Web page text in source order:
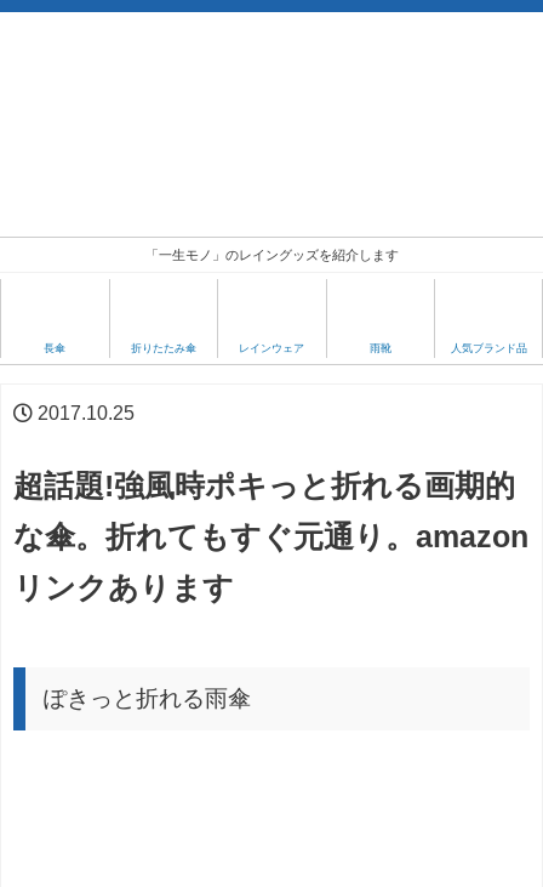
「一生モノ」のレイングッズを紹介します
長傘 折りたたみ傘 レインウェア 雨靴 人気ブランド品
2017.10.25
超話題!強風時ポキっと折れる画期的
な傘。折れてもすぐ元通り。amazon
リンクあります
ぽきっと折れる雨傘